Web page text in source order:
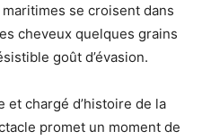
se croisent dans
cheveux quelques grains
goût d’évasion.
et chargé d’histoire de la
promet un moment de